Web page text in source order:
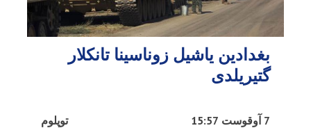
بغدادین یاشیل زوناسینا تانکلار
گتیریلدی
توپلوم 7 آوقوست 15:57